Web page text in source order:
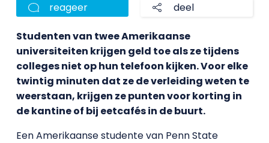
reageer deel
Studenten van twee Amerikaanse
universiteiten krijgen geld toe als ze tijdens
colleges niet op hun telefoon kijken. Voor elke
twintig minuten dat ze de verleiding weten te
weerstaan, krijgen ze punten voor korting in
de kantine of bij eetcafés in de buurt.
Een Amerikaanse studente van Penn State